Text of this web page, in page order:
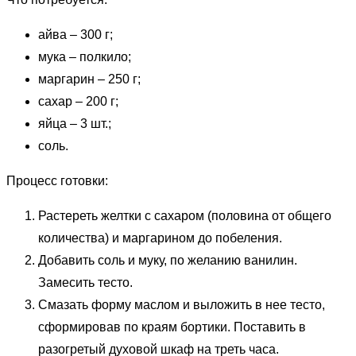
айва – 300 г;
мука – полкило;
маргарин – 250 г;
сахар – 200 г;
яйца – 3 шт.;
соль.
Процесс готовки:
Растереть желтки с сахаром (половина от общего
количества) и маргарином до побеления.
Добавить соль и муку, по желанию ванилин.
Замесить тесто.
Смазать форму маслом и выложить в нее тесто,
сформировав по краям бортики. Поставить в
разогретый духовой шкаф на треть часа.